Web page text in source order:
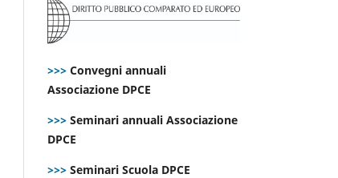
>>> Convegni annuali
Associazione DPCE
>>> Seminari annuali Associazione
DPCE
>>> Seminari Scuola DPCE